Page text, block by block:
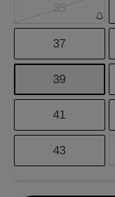
35
37
39
41
43